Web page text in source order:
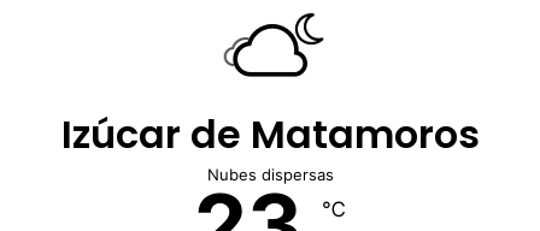
Izúcar de Matamoros
Nubes dispersas
℃